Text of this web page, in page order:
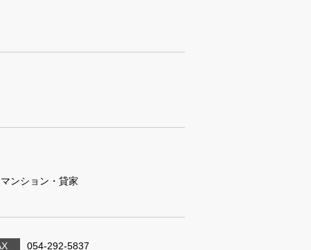
ンション・貸家
054-292-5837